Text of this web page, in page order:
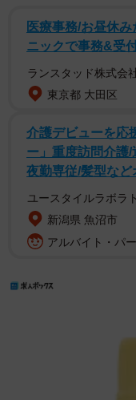
医療事務/お昼休
ニックで事務&受
ランスタッド株式会
東京都 大田区
介護デビューを応
ー」重度訪問介護
夜勤専従/髪型な
ユースタイルラボラ
新潟県 魚沼市
アルバイト・パ